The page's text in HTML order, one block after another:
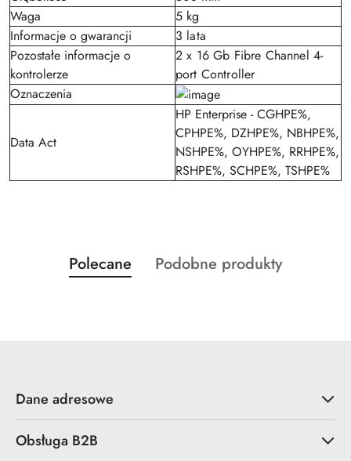
Waga
5 kg
Informacje o gwarancji
3 lata
Pozostałe informacje o
kontrolerze
2 x 16 Gb Fibre Channel 4-
port Controller
Oznaczenia
Data Act
HP Enterprise - CGHPE%,
CPHPE%, DZHPE%, NBHPE%,
NSHPE%, OYHPE%, RRHPE%,
RSHPE%, SCHPE%, TSHPE%
Pomiń karuzelę produktów
Produkty
o
Polecane
Produkty
Podobne produkty
Dane adresowe
Obsługa B2B